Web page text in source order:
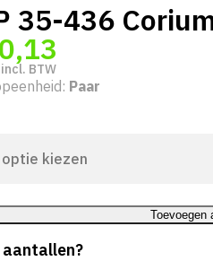
35-436
incl. BTW
Paar
Toevoegen